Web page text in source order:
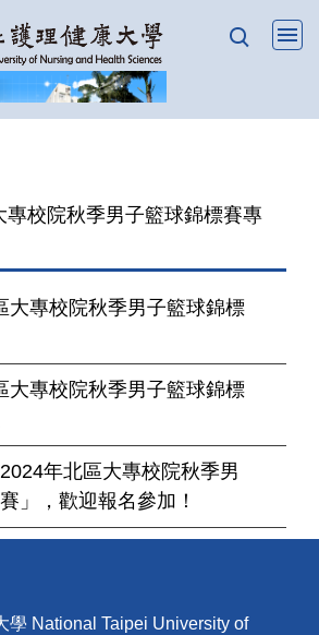
專校院秋季男子籃球錦標賽專
大專校院秋季男子籃球錦標
大專校院秋季男子籃球錦標
年北區大專校院秋季男
」，歡迎報名參加！
學 National Taipei University of